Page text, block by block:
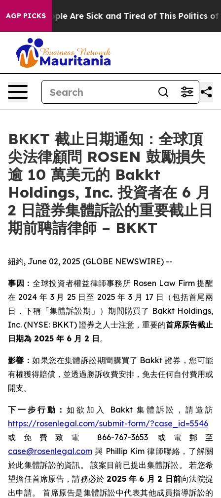
AGP PICKS
“People Are Sick and Tired of This Politics of
BKKT 截止日期通知：全球頂
尖法律顧問 ROSEN 鼓勵損失
逾 10 萬美元的 Bakkt
Holdings, Inc. 投資者在 6 月
2 日證券集體訴訟的重要截止日
期前聘請律師 – BKKT
紐約, June 02, 2025 (GLOBE NEWSWIRE) --
事因： 全球投資者權益律師事務所 Rosen Law Firm 提醒
在 2024 年 3 月 25 日至 2025 年 3 月 17 日（包括首尾兩
日，下稱「集體訴訟期」）期間購買了 Bakkt Holdings,
Inc. (NYSE: BKKT) 證券之人士注意，重要的首席原告截止
日期為 2025 年 6 月 2 日。
影響：如果您在集體訴訟期間購買了 Bakkt 證券，您可能
有權獲得賠償，並透過勝訴收費安排，免去任何自付費用或
開支。
下一步行動：如欲加入 Bakkt 集體訴訟，請造訪
https://rosenlegal.com/submit-form/?case_id=5546
或免費致電 866-767-3653 或電郵至
case@rosenlegal.com 與 Phillip Kim 律師聯絡，了解關
於此集體訴訟的資訊。 該案目前已提出集體訴訟。 若您希
望擔任首席原告，請務必於 2025 年 6 月 2 日前向法院提
出申請。 首席原告是集體訴訟中代表其他成員指導訴訟的